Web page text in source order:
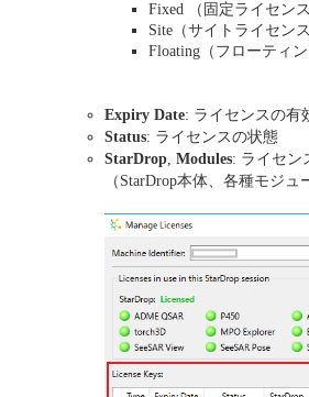
Fixed （固定ライセンス
Site（サイトライセンス
Floating（フローティン
Expiry Date: ライセンスの有
Status: ライセンスの状態
StarDrop Modules: ライセン
（StarDrop本体、各種モジュ